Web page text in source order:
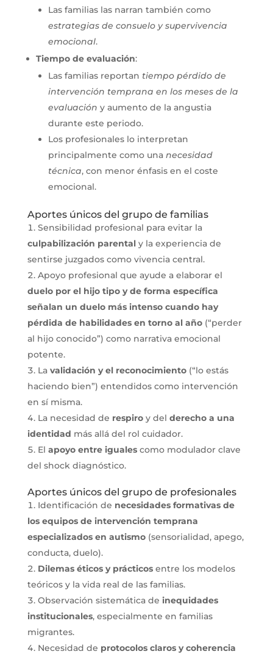
Las familias las narran también como
estrategias de consuelo y supervivencia
emocional.
Tiempo de evaluación:
Las familias reportan tiempo pérdido de
intervención temprana en los meses de la
evaluación y aumento de la angustia
durante este periodo.
Los profesionales lo interpretan
principalmente como una necesidad
técnica, con menor énfasis en el coste
emocional.
Aportes únicos del grupo de familias
Sensibilidad profesional para evitar la
culpabilización parentaly la experiencia de
sentirse juzgados como vivencia central.
Apoyo profesional que ayude a elaborar el
duelo por el hijo tipo y de forma específica
señalan un duelo más intenso cuando hay
pérdida de habilidades en torno al año(“perder
al hijo conocido”) como narrativa emocional
potente.
La validación y el reconocimiento(“lo estás
haciendo bien”) entendidos como intervención
en sí misma.
La necesidad de respiroy del derecho a una
identidad más allá del rol cuidador.
El apoyo entre igualescomo modulador clave
del shock diagnóstico.
Aportes únicos del grupo de profesionales
Identificación de necesidades formativas de
los equipos de intervención temprana
especializados en autismo(sensorialidad, apego,
conducta, duelo).
Dilemas éticos y prácticosentre los modelos
teóricos y la vida real de las familias.
Observación sistemática de inequidades
institucionales, especialmente en familias
migrantes.
Necesidad de protocolos claros y coherencia